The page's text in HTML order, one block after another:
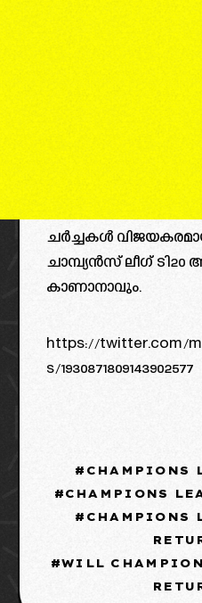
ചർച്ചകൾ
ചാമ്പ്യൻസ് ലീഗ്
കാണാനാവും.
https://twitter.com/
s/1930871809143902577
CHAMPIONS
CHAMPIONS
CHAMPIONS
WILL